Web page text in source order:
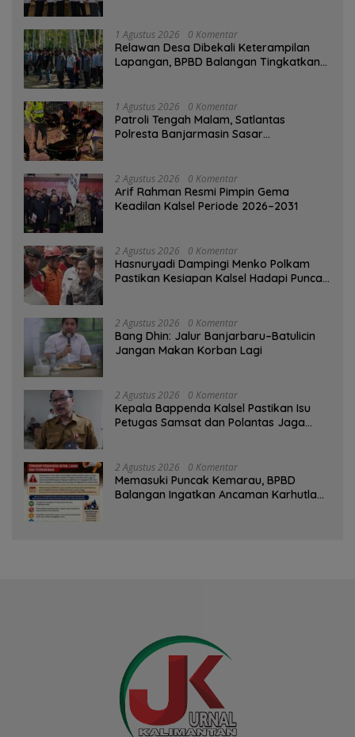
1 Agustus 2026 0 Komentar
Relawan Desa Dibekali Keterampilan
Lapangan, BPBD Balangan Tingkatkan
1 Agustus 2026 0 Komentar
Patroli Tengah Malam, Satlantas
Polresta Banjarmasin Sasar
2 Agustus 2026 0 Komentar
Arif Rahman Resmi Pimpin Gema
Keadilan Kalsel Periode 2026–2031
2 Agustus 2026 0 Komentar
Hasnuryadi Dampingi Menko Polkam
Pastikan Kesiapan Kalsel Hadapi Puncak
2 Agustus 2026 0 Komentar
Bang Dhin: Jalur Banjarbaru–Batulicin
Jangan Makan Korban Lagi
2 Agustus 2026 0 Komentar
Kepala Bappenda Kalsel Pastikan Isu
Petugas Samsat dan Polantas Jaga
2 Agustus 2026 0 Komentar
Memasuki Puncak Kemarau, BPBD
Balangan Ingatkan Ancaman Karhutla